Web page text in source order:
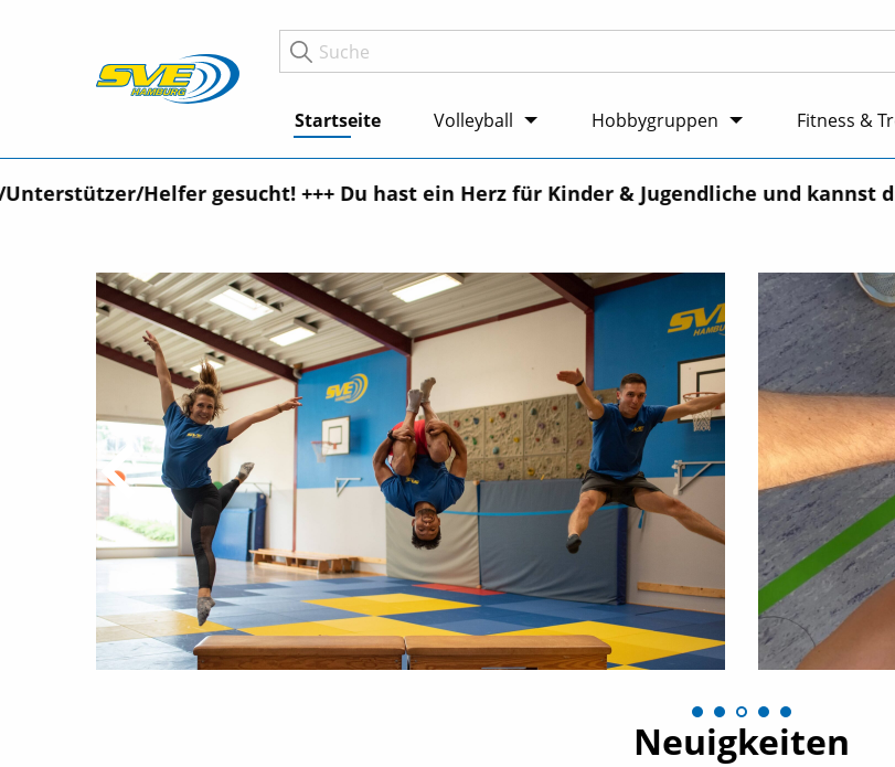
Startseite Volleyball Hobbygruppen Fitness &
Helfer gesucht! +++ Du hast ein Herz für Kinder & Jugendliche und kannst
Neuigkeiten